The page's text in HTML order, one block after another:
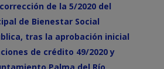
de la 5/2020 del
de Bienestar Social
tras la aprobación inicial
de crédito 49/2020 y